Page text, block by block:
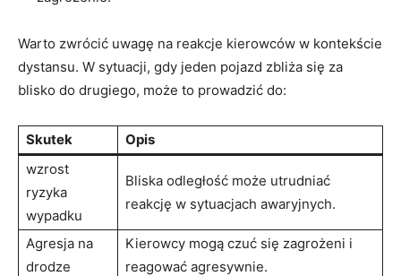
Warto zwrócić uwagę na reakcje​ kierowców w⁢ kontekście
dystansu. W ​sytuacji,⁢ gdy jeden pojazd zbliża ‍się za
blisko do⁣ drugiego, może ⁤to prowadzić do:
Skutek
Opis
wzrost
⁤ryzyka⁢
wypadku
Bliska‍ odległość może utrudniać
reakcję w sytuacjach awaryjnych.
Agresja na
⁤drodze
Kierowcy mogą czuć się zagrożeni i​
reagować agresywnie.